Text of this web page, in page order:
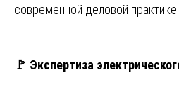
современной деловой практике …
🚩 Экспертиза